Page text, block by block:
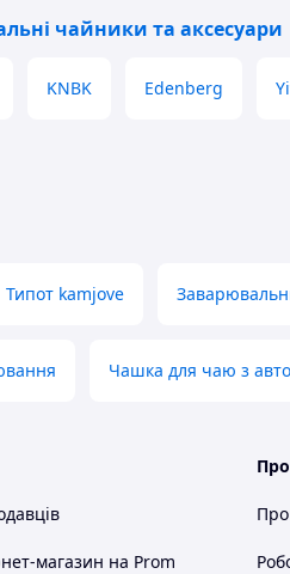
чайники та аксесуари
KNBK Edenberg
Типот kamjove
Чашка для чаю з
магазин на Prom